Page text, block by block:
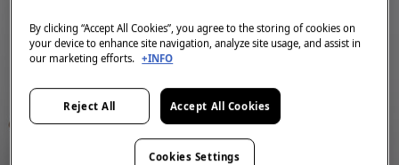
By clicking “Accept All Cookies”, you agree to the storing of cookies on
your device to enhance site navigation, analyze site usage, and assist in
our marketing efforts. +INFO
Reject All Accept All Cookies
Cookies Settings